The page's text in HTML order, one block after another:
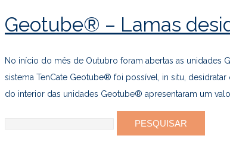
Geotube® – Lamas
No início do mês de Outubro foram abertas as unidades
sistema TenCate Geotube® foi possível, in situ,
do interior das unidades Geotube® apresentaram um